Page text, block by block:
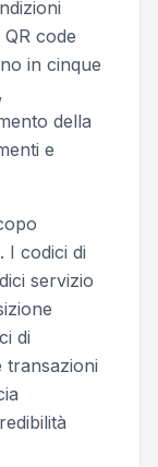
code
in cinque
della
e
I codici di
servizio
di
transazioni